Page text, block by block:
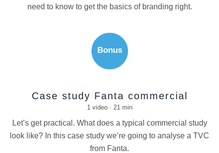
need to know to get the basics of branding right.
Bonus
Case study Fanta commercial
1 video · 21 min
Let’s get practical. What does a typical commercial study
look like? In this case study we’re going to analyse a TVC
from Fanta.